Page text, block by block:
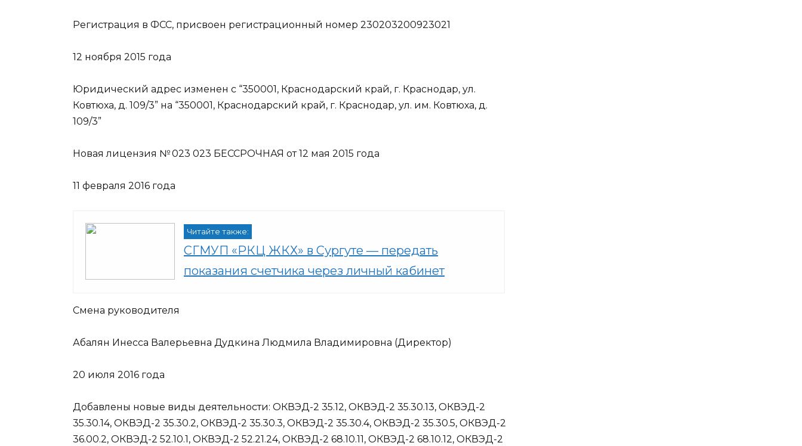
Регистрация в ФСС, присвоен регистрационный номер 230203200923021
12 ноября 2015 года
Юридический адрес изменен с “350001, Краснодарский край, г. Краснодар, ул.
Ковтюха, д. 109/3” на “350001, Краснодарский край, г. Краснодар, ул. им. Ковтюха, д.
109/3”
Новаялицензия № 023 023 БЕССРОЧНАЯ от 12 мая 2015 года
11 февраля 2016 года
Читайте также:
СГМУП «РКЦ ЖКХ» в Сургуте — передать
показания счетчика через личный кабинет
Смена руководителя
Абалян Инесса Валерьевна Дудкина Людмила Владимировна (Директор)
20 июля 2016 года
Добавлены новые виды деятельности: ОКВЭД-2 35.12, ОКВЭД-2 35.30.13, ОКВЭД-2
35.30.14, ОКВЭД-2 35.30.2, ОКВЭД-2 35.30.3, ОКВЭД-2 35.30.4, ОКВЭД-2 35.30.5, ОКВЭД-2
36.00.2, ОКВЭД-2 52.10.1, ОКВЭД-2 52.21.24, ОКВЭД-2 68.10.11, ОКВЭД-2 68.10.12, ОКВЭД-2